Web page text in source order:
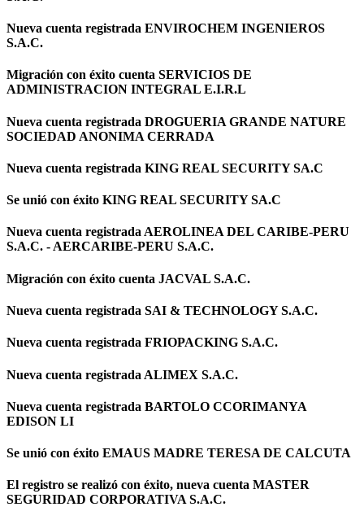
Nueva cuenta registrada ENVIROCHEM INGENIEROS
S.A.C.
Migración con éxito cuenta SERVICIOS DE
ADMINISTRACION INTEGRAL E.I.R.L
Nueva cuenta registrada DROGUERIA GRANDE NATURE
SOCIEDAD ANONIMA CERRADA
Nueva cuenta registrada KING REAL SECURITY SA.C
Se unió con éxito KING REAL SECURITY SA.C
Nueva cuenta registrada AEROLINEA DEL CARIBE-PERU
S.A.C. - AERCARIBE-PERU S.A.C.
Migración con éxito cuenta JACVAL S.A.C.
Nueva cuenta registrada SAI & TECHNOLOGY S.A.C.
Nueva cuenta registrada FRIOPACKING S.A.C.
Nueva cuenta registrada ALIMEX S.A.C.
Nueva cuenta registrada BARTOLO CCORIMANYA
EDISON LI
Se unió con éxito EMAUS MADRE TERESA DE CALCUTA
El registro se realizó con éxito, nueva cuenta MASTER
SEGURIDAD CORPORATIVA S.A.C.